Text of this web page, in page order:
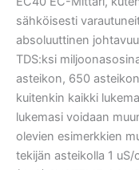
sähköisesti
absoluuttinen
TDS:ksi
asteikon, 650
kuitenkin kaikki
lukemasi voidaan
olevien esimerkkien
tekijän asteikolla 1